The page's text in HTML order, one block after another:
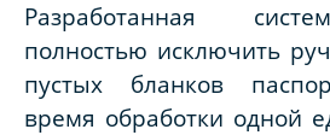
Разработанная
полностью исключить
пустых бланков
время обработки одной